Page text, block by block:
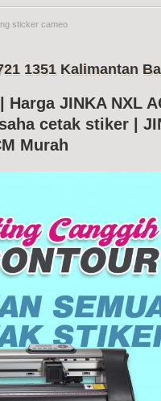
sticker cameo
1351 Kalimantan
JINKA NXL
cetak stiker |
Murah